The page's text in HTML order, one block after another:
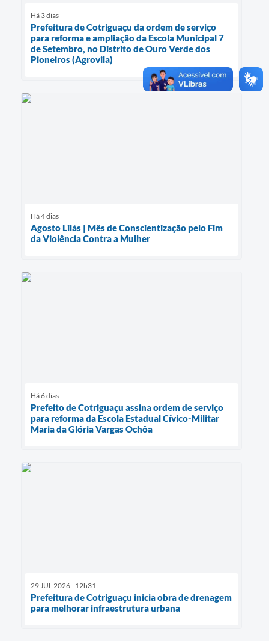
Há 3 dias
Prefeitura de Cotriguaçu da ordem de serviço
para reforma e ampliação da Escola Municipal 7
de Setembro, no Distrito de Ouro Verde dos
Pioneiros (Agrovila)
Há 4 dias
Agosto Lilás | Mês de Conscientização pelo Fim
da Violência Contra a Mulher
Há 6 dias
Prefeito de Cotriguaçu assina ordem de serviço
para reforma da Escola Estadual Cívico-Militar
Maria da Glória Vargas Ochôa
29 JUL 2026 - 12h31
Prefeitura de Cotriguaçu inicia obra de drenagem
para melhorar infraestrutura urbana